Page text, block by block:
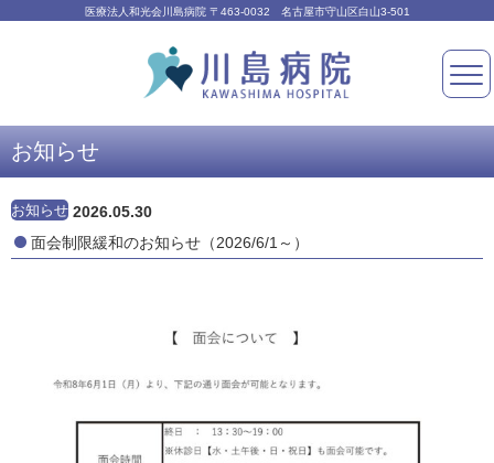
医療法人和光会川島病院 〒463-0032 名古屋市守山区白山3-501
お知らせ
お知らせ 2026.05.30
面会制限緩和のお知らせ（2026/6/1～）